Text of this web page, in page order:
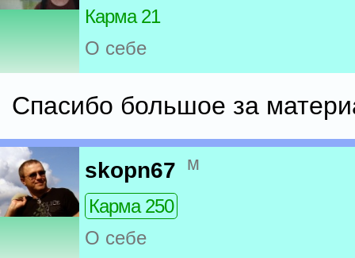
Карма 21
О себе
Спасибо большое за
skopn67 м
Карма 250
О себе